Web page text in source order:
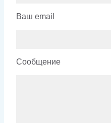
Ваш email
Сообщение